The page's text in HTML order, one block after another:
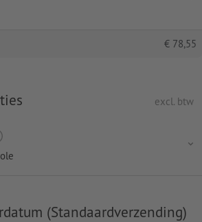
€ 78,55
excl. btw
(Standaardverzending)